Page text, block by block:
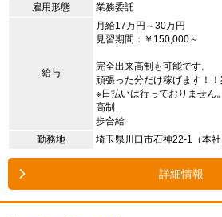
雇用形態
業務委託
給与
月給17万円～30万円
見習期間：￥150,000～
完全出来高制も可能です。
頑張った分だけ稼げます！
※日払いは行っておりません
高制
歩合給
勤務地
埼玉県川口市石神22-1（本社
詳細情報